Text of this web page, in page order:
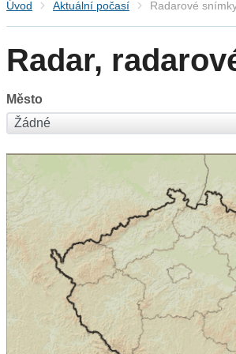
Úvod Aktuální počasí Radarové
Radar,
Město